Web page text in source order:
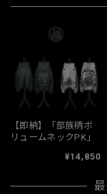
【即納】「部族柄ボ
リュームネックPK」
¥14,850